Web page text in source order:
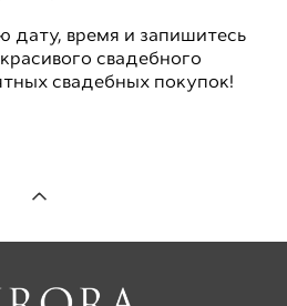
время и запишитесь
свадебного
свадебных покупок!